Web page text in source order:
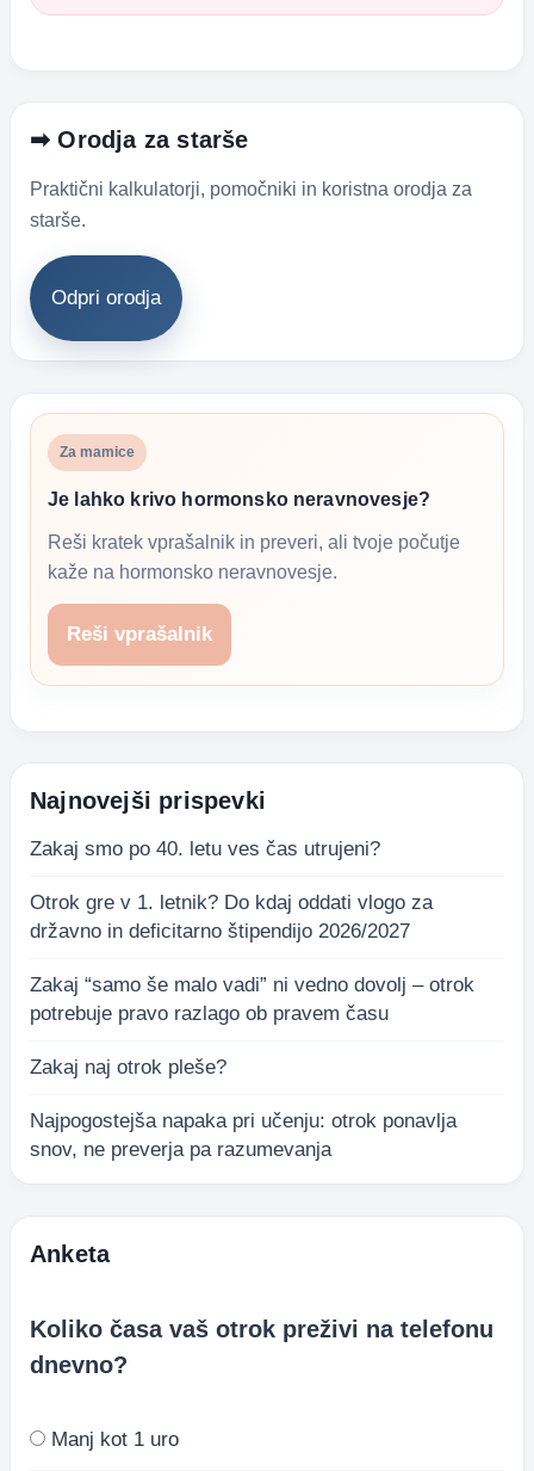
➡ Orodja za starše
Praktični kalkulatorji, pomočniki in koristna orodja za
starše.
Odpri orodja
Za mamice
Je lahko krivo hormonsko neravnovesje?
Reši kratek vprašalnik in preveri, ali tvoje počutje
kaže na hormonsko neravnovesje.
Reši vprašalnik
Najnovejši prispevki
Zakaj smo po 40. letu ves čas utrujeni?
Otrok gre v 1. letnik? Do kdaj oddati vlogo za
državno in deficitarno štipendijo 2026/2027
Zakaj “samo še malo vadi” ni vedno dovolj – otrok
potrebuje pravo razlago ob pravem času
Zakaj naj otrok pleše?
Najpogostejša napaka pri učenju: otrok ponavlja
snov, ne preverja pa razumevanja
Anketa
Koliko časa vaš otrok preživi na telefonu
dnevno?
Manj kot 1 uro